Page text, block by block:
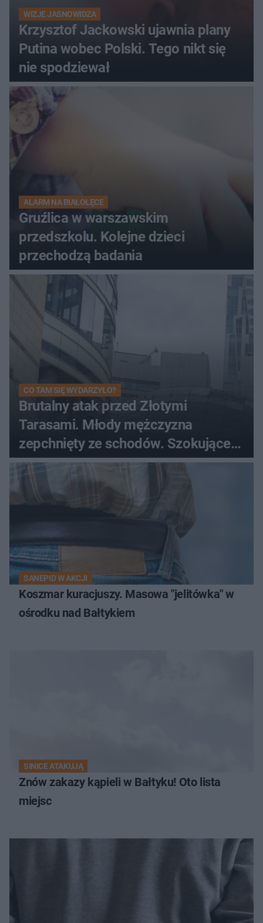
WIZJE JASNOWIDZA
Krzysztof Jackowski ujawnia plany
Putina wobec Polski. Tego nikt się
nie spodziewał
ALARM NA BIAŁOŁĘCE
Gruźlica w warszawskim
przedszkolu. Kolejne dzieci
przechodzą badania
CO TAM SIĘ WYDARZYŁO?
Brutalny atak przed Złotymi
Tarasami. Młody mężczyzna
zepchnięty ze schodów. Szokujące
nagranie krąży po sieci
SANEPID W AKCJI
Koszmar kuracjuszy. Masowa "jelitówka" w
ośrodku nad Bałtykiem
SINICE ATAKUJĄ
Znów zakazy kąpieli w Bałtyku! Oto lista
miejsc